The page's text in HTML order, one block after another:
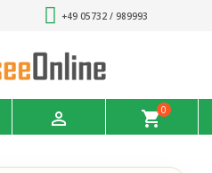
+49 05732 / 989993
 shopping_cart0